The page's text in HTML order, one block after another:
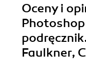
Oceny i
Faulkner,